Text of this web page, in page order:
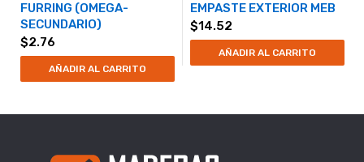
FURRING (OMEGA-
SECUNDARIO)
$2.76
AÑADIR AL CARRITO
EMPASTE EXTERIOR MEB
$14.52
AÑADIR AL CARRITO